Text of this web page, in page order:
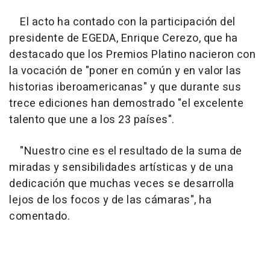
El acto ha contado con la participación del
presidente de EGEDA, Enrique Cerezo, que ha
destacado que los Premios Platino nacieron con
la vocación de "poner en común y en valor las
historias iberoamericanas" y que durante sus
trece ediciones han demostrado "el excelente
talento que une a los 23 países".
"Nuestro cine es el resultado de la suma de
miradas y sensibilidades artísticas y de una
dedicación que muchas veces se desarrolla
lejos de los focos y de las cámaras", ha
comentado.